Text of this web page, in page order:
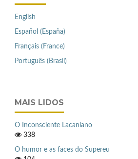
English
Español (España)
Français (France)
Português (Brasil)
MAIS LIDOS
O Inconsciente Lacaniano
338
O humor e as faces do Supereu